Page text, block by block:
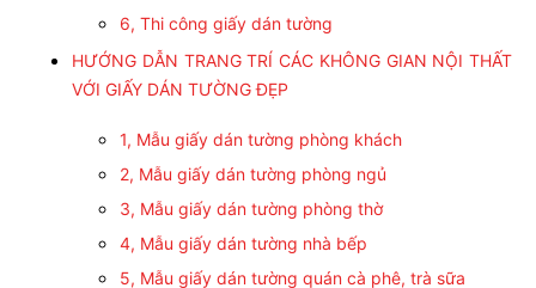
6, Thi công giấy dán tường
HƯỚNG DẪN TRANG TRÍ CÁC KHÔNG GIAN NỘI THẤT
VỚI GIẤY DÁN TƯỜNG ĐẸP
1, Mẫu giấy dán tường phòng khách
2, Mẫu giấy dán tường phòng ngủ
3, Mẫu giấy dán tường phòng thờ
4, Mẫu giấy dán tường nhà bếp
5, Mẫu giấy dán tường quán cà phê, trà sữa